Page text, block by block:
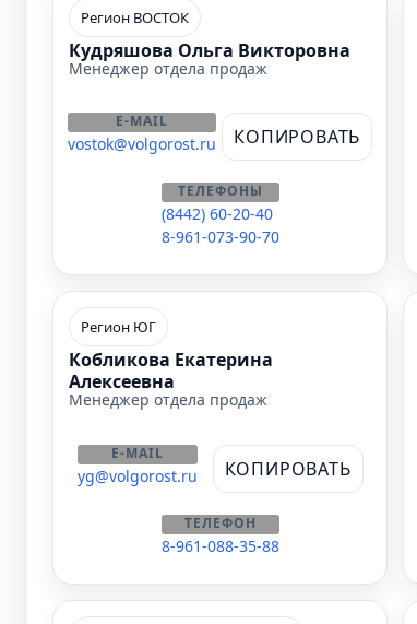
Регион ВОСТОК
Кудряшова Ольга Викторовна
Менеджер отдела продаж
E-MAIL
vostok@volgorost.ru КОПИРОВАТЬ
ТЕЛЕФОНЫ
(8442) 60-20-40
8-961-073-90-70
Регион ЮГ
Кобликова Екатерина
Алексеевна
Менеджер отдела продаж
E-MAIL
yg@volgorost.ru КОПИРОВАТЬ
ТЕЛЕФОН
8-961-088-35-88